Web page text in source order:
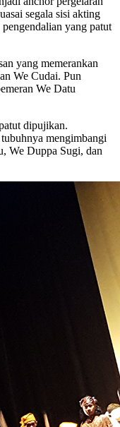
segala sisi akting
yang patut
yang memerankan
We Cudai. Pun
We Datu
dipujikan.
mengimbangi
We Duppa Sugi, dan